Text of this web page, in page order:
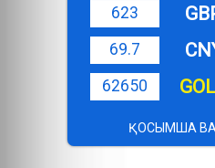
623
69.7
62650
ҚОСЫМША